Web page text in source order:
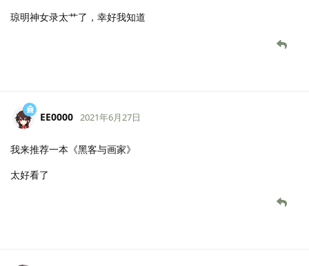
琼明神女录太艹了，幸好我知道
EE0000 2021年6月27日
我来推荐一本《黑客与画家》
太好看了